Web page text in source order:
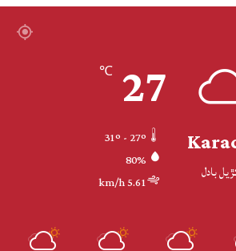
بادل
27
℃
80%
5.61 km/h